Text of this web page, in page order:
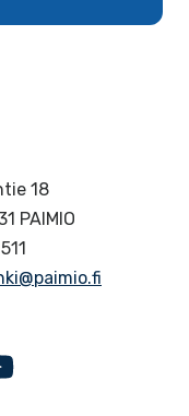
18
PAIMIO